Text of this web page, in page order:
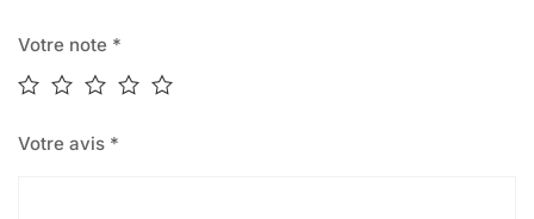
Votre note *
Votre avis *